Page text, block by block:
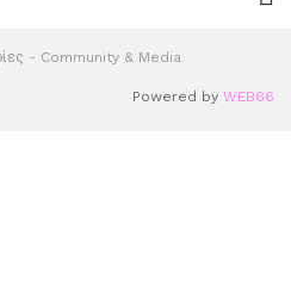
- Community & Media
Powered by WEB66